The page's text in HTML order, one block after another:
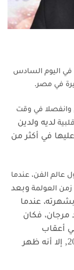
في اليوم السادس
من السيدة الراحلة أمل عرفة عام 2005, وانفصلا في وقت
لديه ولدين
في أكثر من
عالم الفن، عندما
العولمة وبعد
عندما
فكان
أعقاب
مسلسل “بطلوع الروح” بلبنان عام 2022, إلا أنه ظهر